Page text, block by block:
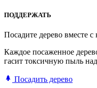
ПОДДЕРЖАТЬ
Посадите дерево вместе с
Каждое посаженное
гасит токсичную пыль
Посадить дерево